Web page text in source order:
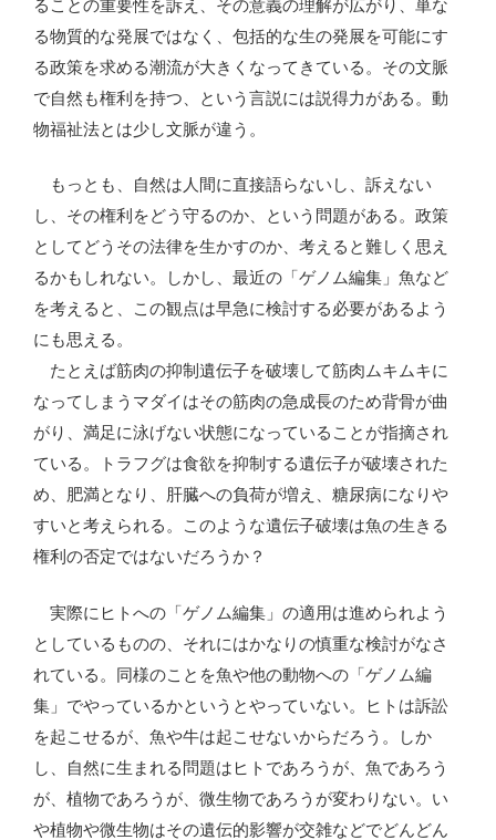
ることの重要性を訴え、その意義の理解が広がり、単な
る物質的な発展ではなく、包括的な生の発展を可能にす
る政策を求める潮流が大きくなってきている。その文脈
で自然も権利を持つ、という言説には説得力がある。動
物福祉法とは少し文脈が違う。
もっとも、自然は人間に直接語らないし、訴えない
し、その権利をどう守るのか、という問題がある。政策
としてどうその法律を生かすのか、考えると難しく思え
るかもしれない。しかし、最近の「ゲノム編集」魚など
を考えると、この観点は早急に検討する必要があるよう
にも思える。
たとえば筋肉の抑制遺伝子を破壊して筋肉ムキムキに
なってしまうマダイはその筋肉の急成長のため背骨が曲
がり、満足に泳げない状態になっていることが指摘され
ている。トラフグは食欲を抑制する遺伝子が破壊された
め、肥満となり、肝臓への負荷が増え、糖尿病になりや
すいと考えられる。このような遺伝子破壊は魚の生きる
権利の否定ではないだろうか？
実際にヒトへの「ゲノム編集」の適用は進められよう
としているものの、それにはかなりの慎重な検討がなさ
れている。同様のことを魚や他の動物への「ゲノム編
集」でやっているかというとやっていない。ヒトは訴訟
を起こせるが、魚や牛は起こせないからだろう。しか
し、自然に生まれる問題はヒトであろうが、魚であろう
が、植物であろうが、微生物であろうが変わりない。い
や植物や微生物はその遺伝的影響が交雑などでどんどん